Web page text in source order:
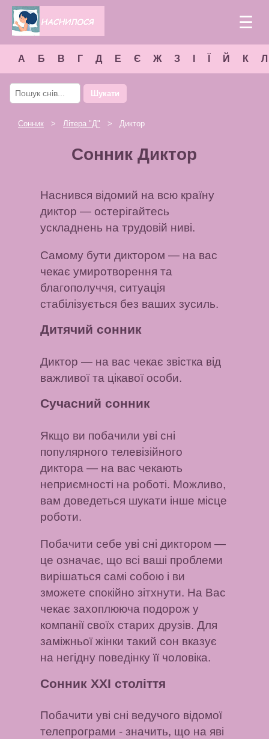
☰
А Б В Г Д Е Є Ж З Й К Л
Шукати
Сонник > Літера "Д" > Диктор
Сонник Диктор
Наснився відомий на всю країну
диктор — остерігайтесь
ускладнень на трудовій ниві.
Самому бути диктором — на вас
чекає умиротворення та
благополуччя, ситуація
стабілізується без ваших зусиль.
Дитячий сонник
Диктор — на вас чекає звістка від
важливої ​​та цікавої особи.
Сучасний сонник
Якщо ви побачили уві сні
популярного телевізійного
диктора — на вас чекають
неприємності на роботі. Можливо,
вам доведеться шукати інше місце
роботи.
Побачити себе уві сні диктором —
це означає, що всі ваші проблеми
вирішаться самі собою і ви
зможете спокійно зітхнути. На Вас
чекає захоплююча подорож у
компанії своїх старих друзів.Для
заміжньої жінки такий сон вказує
на негідну поведінку її чоловіка.
Сонник XXI століття
Побачити уві сні ведучого відомої
телепрограми - значить, що на яві